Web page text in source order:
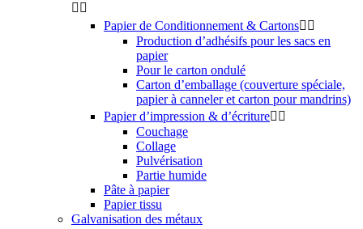
 
Papier de Conditionnement & Cartons 
Production d’adhésifs pour les sacs en
papier
Pour le carton ondulé
Carton d’emballage (couverture spéciale,
papier à canneler et carton pour mandrins)
Papier d’impression & d’écriture 
Couchage
Collage
Pulvérisation
Partie humide
Pâte à papier
Papier tissu
Galvanisation des métaux